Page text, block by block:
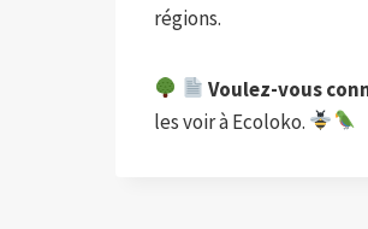
régions.
Voulez-vous
les voir à Ecoloko.